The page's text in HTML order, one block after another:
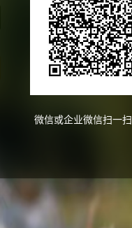
微信或企业微信扫一扫